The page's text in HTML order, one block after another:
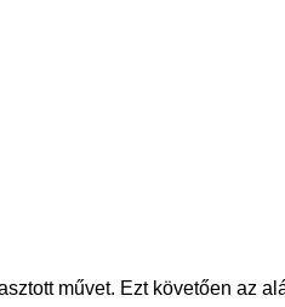
művet. Ezt követően az